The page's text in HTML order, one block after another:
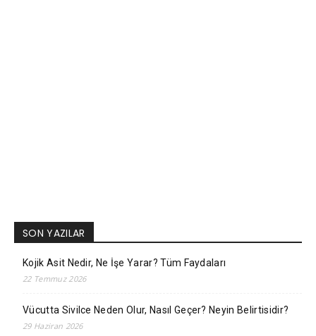
SON YAZILAR
Kojik Asit Nedir, Ne İşe Yarar? Tüm Faydaları
22 Temmuz 2026
Vücutta Sivilce Neden Olur, Nasıl Geçer? Neyin Belirtisidir?
29 Haziran 2026